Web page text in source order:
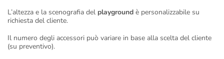
L’altezza e la scenografia del playground è personalizzabile su
richiesta del cliente.
Il numero degli accessori può variare in base alla scelta del cliente
(su preventivo).